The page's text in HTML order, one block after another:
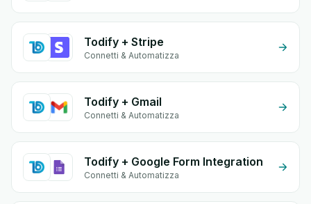
Todify + Stripe
Connetti & Automatizza
Todify + Gmail
Connetti & Automatizza
Todify + Google Form Integration
Connetti & Automatizza